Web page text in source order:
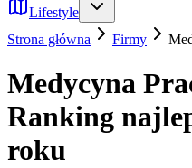
Lifestyle
Strona główna
Firmy
Medycyna
Ranking
roku